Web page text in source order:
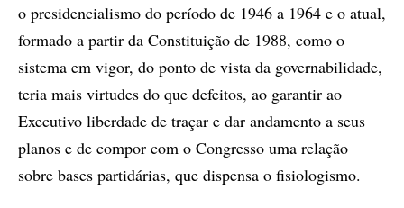
o presidencialismo do período de 1946 a 1964 e o atual,
formado a partir da Constituição de 1988, como o
sistema em vigor, do ponto de vista da governabilidade,
teria mais virtudes do que defeitos, ao garantir ao
Executivo liberdade de traçar e dar andamento a seus
planos e de compor com o Congresso uma relação
sobre bases partidárias, que dispensa o fisiologismo.